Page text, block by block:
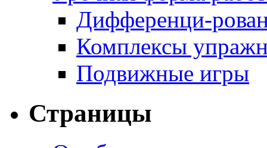
Дифференци-
Комплексы
Подвижные игры
Страницы